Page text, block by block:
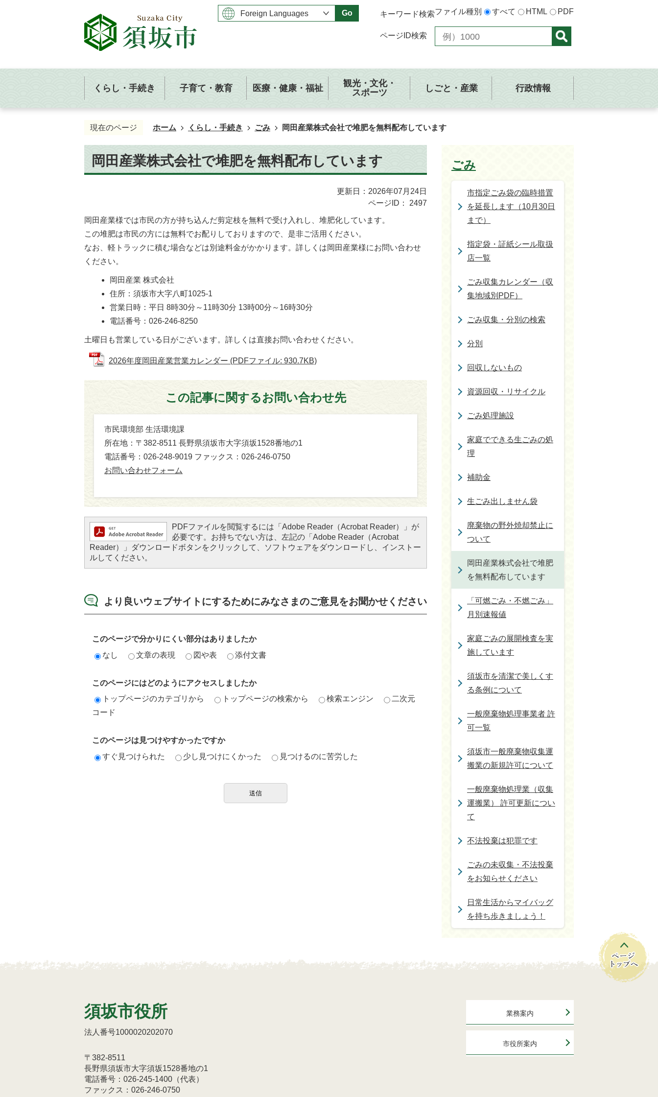
Go キーワード検索ファイル種別 すべて HTML PDF
ページID検索
くらし・手続き 子育て・教育 医療・健康・福祉
観光・文化・
スポーツ
しごと・産業 行政情報
現在のページ ホーム くらし・手続き ごみ 岡田産業株式会社で堆肥を無料配布しています
岡田産業株式会社で堆肥を無料配布しています
更新日：2026年07月24日
ページID：
2497
岡田産業様では市民の方が持ち込んだ剪定枝を無料で受け入れし、堆肥化しています。
この堆肥は市民の方には無料でお配りしておりますので、是非ご活用ください。
なお、軽トラックに積む場合などは別途料金がかかります。詳しくは岡田産業様にお問い合わせ
ください。
岡田産業 株式会社
住所：須坂市大字八町1025-1
営業日時：平日 8時30分～11時30分 13時00分～16時30分
電話番号：026-246-8250
土曜日も営業している日がございます。詳しくは直接お問い合わせください。
2026年度岡田産業営業カレンダー (PDFファイル: 930.7KB)
この記事に関するお問い合わせ先
市民環境部 生活環境課
所在地：〒382-8511 長野県須坂市大字須坂1528番地の1
電話番号：026-248-9019 ファックス：026-246-0750
お問い合わせフォーム
PDFファイルを閲覧するには「Adobe Reader（Acrobat Reader）」が
必要です。お持ちでない方は、左記の「Adobe Reader（Acrobat
Reader）」ダウンロードボタンをクリックして、ソフトウェアをダウンロードし、インストー
ルしてください。
より良いウェブサイトにするためにみなさまのご意見をお聞かせください
このページで分かりにくい部分はありましたか
なし
文章の表現 図や表 添付文書
このページにはどのようにアクセスしましたか
トップページのカテゴリから
トップページの検索から 検索エンジン
二次元
コード
このページは見つけやすかったですか
すぐ見つけられた
少し見つけにくかった 見つけるのに苦労した
ごみ
市指定ごみ袋の臨時措置
を延長します（10月30日
まで）
指定袋・証紙シール取扱
店一覧
ごみ収集カレンダー（収
集地域別PDF）
ごみ収集・分別の検索
分別
回収しないもの
資源回収・リサイクル
ごみ処理施設
家庭でできる生ごみの処
理
補助金
生ごみ出しません袋
廃棄物の野外焼却禁止に
ついて
岡田産業株式会社で堆肥
を無料配布しています
「可燃ごみ・不燃ごみ」
月別速報値
家庭ごみの展開検査を実
施しています
須坂市を清潔で美しくす
る条例について
一般廃棄物処理事業者 許
可一覧
須坂市一般廃棄物収集運
搬業の新規許可について
一般廃棄物処理業（収集
運搬業） 許可更新につい
て
不法投棄は犯罪です
ごみの未収集・不法投棄
をお知らせください
日常生活からマイバッグ
を持ち歩きましょう！
須坂市役所
法人番号1000020202070
〒382-8511
長野県須坂市大字須坂1528番地の1
電話番号：026-245-1400（代表）
ファックス：026-246-0750
業務案内
市役所案内